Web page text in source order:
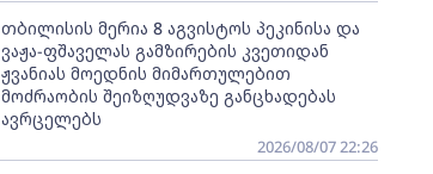
თბილისის მერია 8 აგვისტოს პეკინისა და
ვაჟა-ფშაველას გამზირების კვეთიდან
ჟვანიას მოედნის მიმართულებით
მოძრაობის შეიზღუდვაზე განცხადებას
ავრცელებს
2026/08/07 22:26